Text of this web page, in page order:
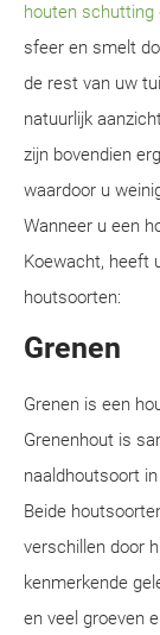
houten schutting
sfeer en smelt
de rest van uw
natuurlijk
zijn bovendien
waardoor u
Wanneer u een
Koewacht, heeft
houtsoorten:
Grenen
Grenen is een
Grenenhout is
naaldhoutsoort
Beide
verschillen door
kenmerkende
en veel groeven